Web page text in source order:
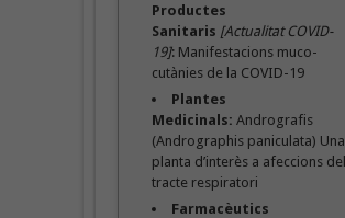
Productes
Sanitaris [Actualitat COVID-
19]: Manifestacions muco-
cutànies de la COVID-19
Plantes
Medicinals: Andrografis
(Andrographis paniculata) Una
planta d’interès a afeccions del
tracte respiratori
Farmacèutics